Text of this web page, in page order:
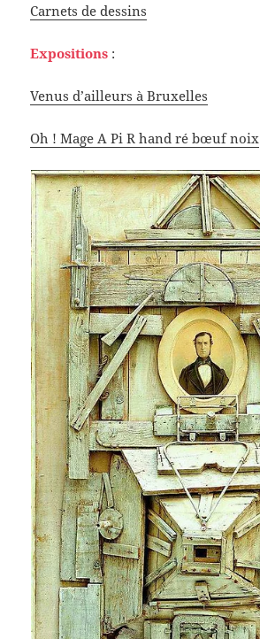
Carnets de dessins
Expositions :
Venus d’ailleurs à Bruxelles
Oh ! Mage A Pi R hand ré bœuf noix